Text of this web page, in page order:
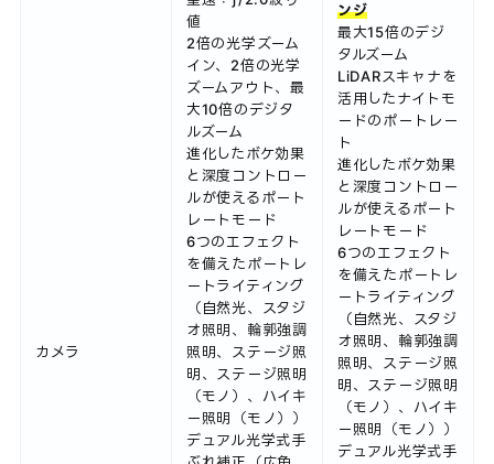
カメラ
値
2倍の光学ズーム
イン、2倍の光学
ズームアウト、最
大10倍のデジタ
ルズーム
進化したボケ効果
と深度コントロー
ルが使えるポート
レートモード
6つのエフェクト
を備えたポートレ
ートライティング
（自然光、スタジ
オ照明、輪郭強調
照明、ステージ照
明、ステージ照明
（モノ）、ハイキ
ー照明（モノ））
デュアル光学式手
ンジ
最大15倍のデジ
タルズーム
LiDARスキャナを
活用したナイトモ
ードのポートレー
ト
進化したボケ効果
と深度コントロー
ルが使えるポート
レートモード
6つのエフェクト
を備えたポートレ
ートライティング
（自然光、スタジ
オ照明、輪郭強調
照明、ステージ照
明、ステージ照明
（モノ）、ハイキ
ー照明（モノ））
デュアル光学式手